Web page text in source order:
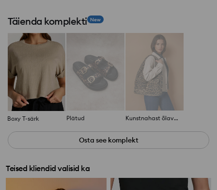
Täienda komplekti New
Boxy T-särk Plätud Kunstnahast õlavarre kott
Osta see komplekt
Teised kliendid valisid ka